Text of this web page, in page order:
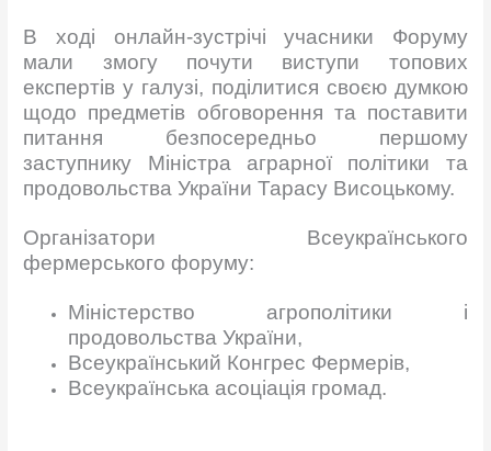
В ході онлайн-зустрічі учасники Форуму
мали змогу почути виступи топових
експертів у галузі, поділитися своєю думкою
щодо предметів обговорення та поставити
питання безпосередньо першому
заступнику Міністра аграрної політики та
продовольства України Тарасу Висоцькому.
Організатори Всеукраїнського
фермерського форуму:
Міністерство агрополітики і
продовольства України,
Всеукраїнський Конгрес Фермерів,
Всеукраїнська асоціація громад.